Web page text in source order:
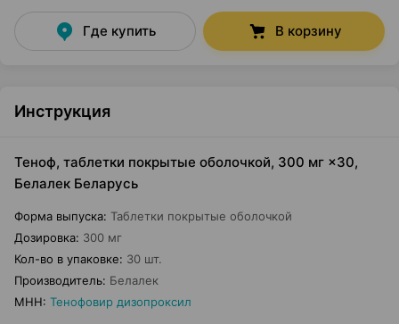
Где купить В корзину
Инструкция
Теноф, таблетки покрытые оболочкой, 300 мг ×30,
Белалек Беларусь
Форма выпуска: Таблетки покрытые оболочкой
Дозировка: 300 мг
Кол-во в упаковке: 30 шт.
Производитель: Белалек
МНН: Тенофовир дизопроксил